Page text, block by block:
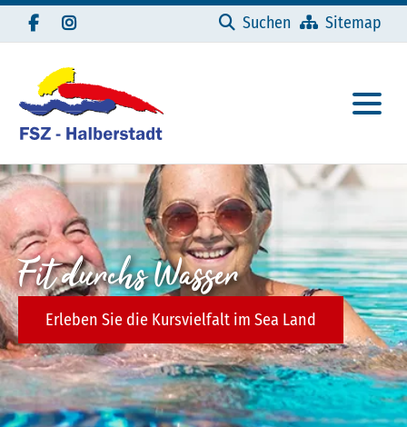
Navigation überspringen
Suchen
Sitemap
Fit durchs Wasser
Erleben Sie die Kursvielfalt im Sea Land